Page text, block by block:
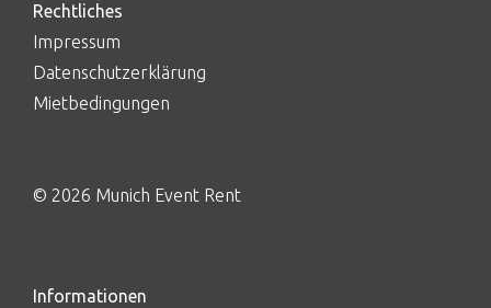
Rechtliches
Impressum
Datenschutzerklärung
Mietbedingungen
© 2026 Munich Event Rent
Informationen